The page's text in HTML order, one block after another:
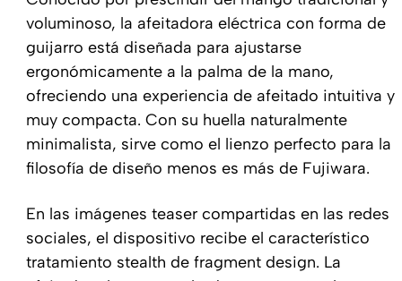
voluminoso, la afeitadora eléctrica con forma de
guijarro está diseñada para ajustarse
ergonómicamente a la palma de la mano,
ofreciendo una experiencia de afeitado intuitiva y
muy compacta. Con su huella naturalmente
minimalista, sirve como el lienzo perfecto para la
filosofía de diseño menos es más de Fujiwara.
En las imágenes teaser compartidas en las redes
sociales, el dispositivo recibe el característico
tratamiento stealth de fragment design. La